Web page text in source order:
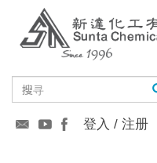
登入 / 注册